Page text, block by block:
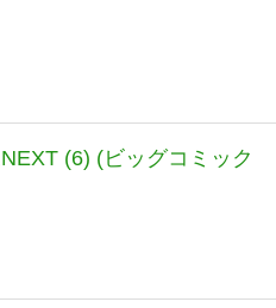
(6) (ビッグコミック